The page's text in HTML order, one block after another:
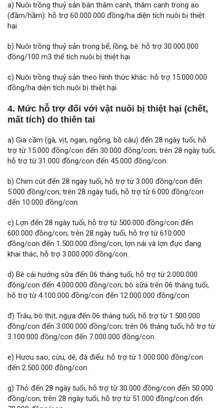
a) Nuôi trồng thuỷ sản bán thâm canh, thâm canh trong ao
(đầm/hầm): hỗ trợ 60.000.000 đồng/ha diện tích nuôi bị thiệt
hại.
b) Nuôi trồng thuỷ sản trong bể, lồng, bè: hỗ trợ 30.000.000
đồng/100 m3 thể tích nuôi bị thiệt hại.
c) Nuôi trồng thuỷ sản theo hình thức khác: hỗ trợ 15.000.000
đồng/ha diện tích nuôi bị thiệt hại.
4. Mức hỗ trợ đối với vật nuôi bị thiệt hại (chết,
mất tích) do thiên tai
a) Gia cầm (gà, vịt, ngan, ngỗng, bồ câu) đến 28 ngày tuổi, hỗ
trợ từ 15.000 đồng/con đến 30.000 đồng/con; trên 28 ngày tuổi,
hỗ trợ từ 31.000 đồng/con đến 45.000 đồng/con.
b) Chim cút đến 28 ngày tuổi, hỗ trợ từ 3.000 đồng/con đến
5.000 đồng/con; trên 28 ngày tuổi, hỗ trợ từ 6.000 đồng/con
đến 10.000 đồng/con.
c) Lợn đến 28 ngày tuổi, hỗ trợ từ 500.000 đồng/con đến
600.000 đồng/con; trên 28 ngày tuổi, hỗ trợ từ 610.000
đồng/con đến 1.500.000 đồng/con; lợn nái và lợn đực đang
khai thác, hỗ trợ 3.000.000 đồng/con.
d) Bê cái hướng sữa đến 06 tháng tuổi, hỗ trợ từ 2.000.000
đồng/con đến 4.000.000 đồng/con; bò sữa trên 06 tháng tuổi,
hỗ trợ từ 4.100.000 đồng/con đến 12.000.000 đồng/con.
đ) Trâu, bò thịt, ngựa đến 06 tháng tuổi, hỗ trợ từ 1.500.000
đồng/con đến 3.000.000 đồng/con; trên 06 tháng tuổi, hỗ trợ từ
3.100.000 đồng/con đến 7.000.000 đồng/con.
e) Hươu sao, cừu, dê, đà điểu: hỗ trợ từ 1.000.000 đồng/con
đến 2.500.000 đồng/con.
g) Thỏ đến 28 ngày tuổi, hỗ trợ từ 30.000 đồng/con đến 50.000
đồng/con; trên 28 ngày tuổi, hỗ trợ từ 51.000 đồng/con đến